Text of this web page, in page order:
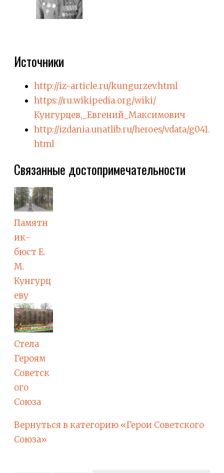
Источники
http://iz-article.ru/kungurzev.html
https://ru.wikipedia.org/wiki/
Кунгурцев,_Евгений_Максимович
http://izdania.unatlib.ru/heroes/vdata/g041.
html
Связанные достопримечательности
Памятн
ик-
бюст Е.
М.
Кунгурц
еву
Стела
Героям
Советск
ого
Союза
Вернуться в категорию «Герои Советского
Союза»